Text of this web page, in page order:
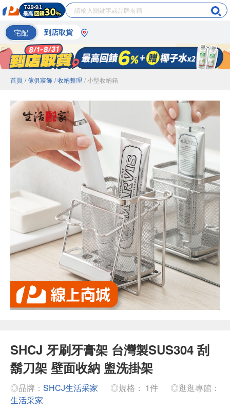
宅配 到店取貨
首頁 / 傢俱寢飾 / 收納整理 / 小型收納箱
SHCJ 牙刷牙膏架 台灣製SUS304 刮
鬍刀架 壁面收納 盥洗掛架
◎品牌： SHCJ生活采家 ◎規格： 1件
◎逛逛專館：
生活采家